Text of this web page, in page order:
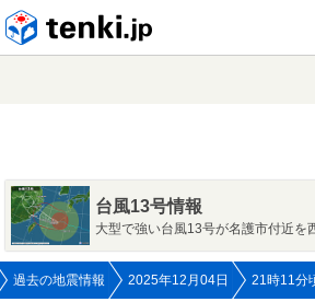
台風13号情報
大型で強い台風13号が名護市付近を
過去の地震情報 2025年12月04日 21時11分